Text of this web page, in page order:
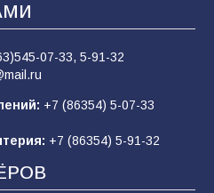
саду: как
Нептуна
освоили
в ходе
07-33, 5-91-32
+7 (86354) 5-07-33
+7 (86354) 5-91-32